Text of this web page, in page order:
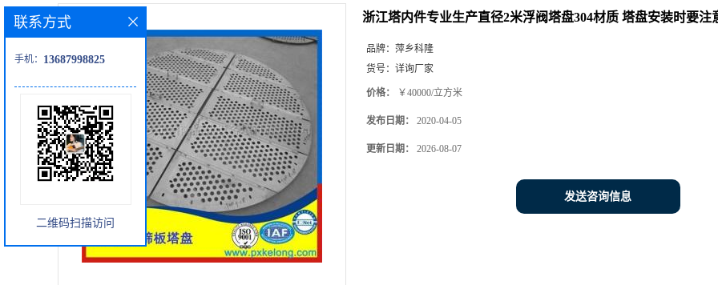
动
品
厅
浙江塔内件专业生产直径2米浮阀塔盘304材质 塔盘安装时要注
品牌： 萍乡科隆
货号： 详询厂家
价格： ￥40000/立方米
发布日期： 2020-04-05
更新日期： 2026-08-07
发送咨询信息
联系方式
手机： 13687998825
二维码扫描访问